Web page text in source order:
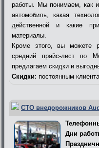
работы. Мы понимаем, как
автомобиль, какая
действенной и какие
материалы.
Кроме этого, вы можете
средний прайс-лист по
предлагаем скидки и
Скидки: постоянным
СТО внедорожников
Дни